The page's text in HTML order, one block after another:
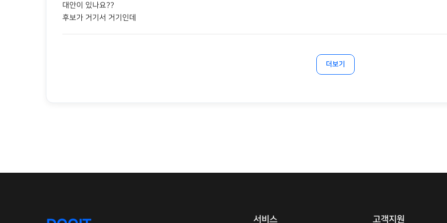
대안이 있나요??
후보가 거기서 거기인데
더보기
서비스 고객지원